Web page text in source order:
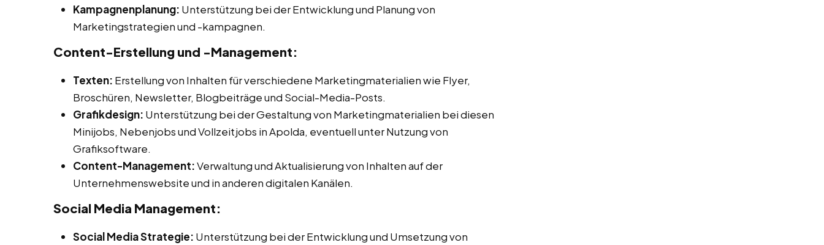
Kampagnenplanung: Unterstützung bei der Entwicklung und Planung von
Marketingstrategien und -kampagnen.
Content-Erstellung und -Management:
Texten: Erstellung von Inhalten für verschiedene Marketingmaterialien wie Flyer,
Broschüren, Newsletter, Blogbeiträge und Social-Media-Posts.
Grafikdesign: Unterstützung bei der Gestaltung von Marketingmaterialien bei diesen
Minijobs, Nebenjobs und Vollzeitjobs in Apolda, eventuell unter Nutzung von
Grafiksoftware.
Content-Management:Verwaltung und Aktualisierung von Inhalten auf der
Unternehmenswebsite und in anderen digitalen Kanälen.
Social Media Management:
Social Media Strategie: Unterstützung bei der Entwicklung und Umsetzung von